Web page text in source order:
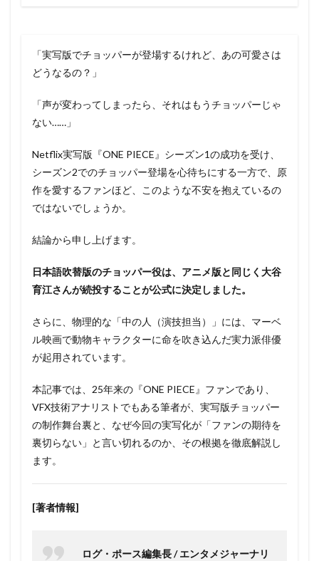
「実写版でチョッパーが登場するけれど、あの可愛さは
どうなるの？」
「声が変わってしまったら、それはもうチョッパーじゃ
ない……」
Netflix実写版『ONE PIECE』シーズン1の成功を受け、
シーズン2でのチョッパー登場を心待ちにする一方で、原
作を愛するファンほど、このような不安を抱えているの
ではないでしょうか。
結論から申し上げます。
日本語吹替版のチョッパー役は、アニメ版と同じく大谷
育江さんが続投することが公式に決定しました。
さらに、物理的な「中の人（演技担当）」には、マーベ
ル映画で動物キャラクターに命を吹き込んだ実力派俳優
が起用されています。
本記事では、25年来の『ONE PIECE』ファンであり、
VFX技術アナリストでもある筆者が、実写版チョッパー
の制作舞台裏と、なぜ今回の実写化が「ファンの期待を
裏切らない」と言い切れるのか、その根拠を徹底解説し
ます。
[著者情報]
ログ・ポース編集長 / エンタメジャーナリ